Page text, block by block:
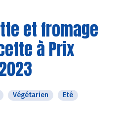
et fromage
à Prix
Végétarien Eté